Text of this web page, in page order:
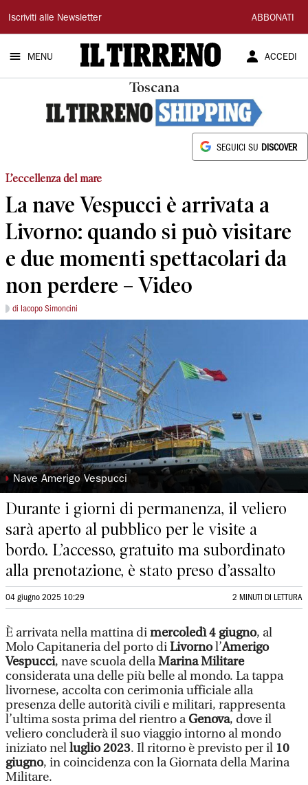
Il
Tirreno
Iscriviti alle Newsletter ABBONATI
MENU ACCEDI
Toscana
SEGUICI SU DISCOVER
L’eccellenza del mare
La nave Vespucci è arrivata a
Livorno: quando si può visitare
e due momenti spettacolari da
non perdere – Video
di Iacopo Simoncini
◗ Nave Amerigo Vespucci
Durante i giorni di permanenza, il veliero
sarà aperto al pubblico per le visite a
bordo. L’accesso, gratuito ma subordinato
alla prenotazione, è stato preso d’assalto
04 giugno 2025 10:29 2 MINUTI DI LETTURA
È arrivata nella mattina dimercoledì 4 giugno, al
Molo Capitaneria del porto diLivornol’Amerigo
Vespucci, nave scuola dellaMarina Militare
considerata una delle più belle al mondo. La tappa
livornese, accolta con cerimonia ufficiale alla
presenza delle autorità civili e militari, rappresenta
l’ultima sosta prima del rientro aGenova, dove il
veliero concluderà il suo viaggio intorno al mondo
iniziato nelluglio 2023. Il ritorno è previsto per il 10
giugno, in coincidenza con la Giornata della Marina
Militare.